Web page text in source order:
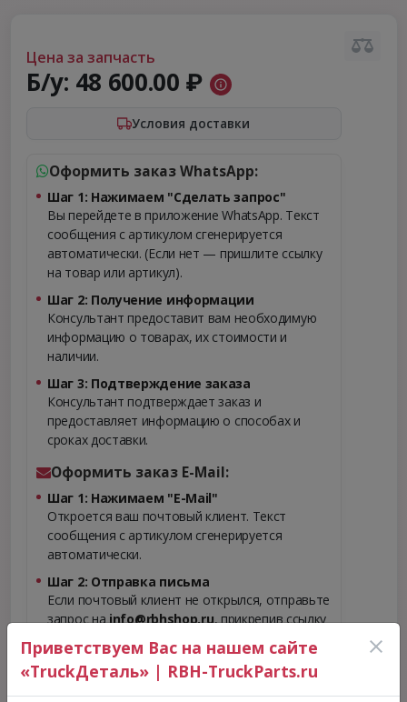
Цена за запчасть
Б/у: 48 600.00 ₽
Условия доставки
Оформить заказ WhatsApp:
Шаг 1: Нажимаем "Сделать запрос"
Вы перейдете в приложение WhatsApp. Текст
сообщения с артикулом сгенерируется
автоматически. (Если нет — пришлите ссылку
на товар или артикул).
Шаг 2: Получение информации
Консультант предоставит вам необходимую
информацию о товарах, их стоимости и
наличии.
Шаг 3: Подтверждение заказа
Консультант подтверждает заказ и
предоставляет информацию о способах и
сроках доставки.
Оформить заказ E-Mail:
Шаг 1: Нажимаем "E-Mail"
Откроется ваш почтовый клиент. Текст
сообщения с артикулом сгенерируется
автоматически.
Шаг 2: Отправка письма
Если почтовый клиент не открылся, отправьте
запрос наinfo@rbhshop.ru, прикрепив ссылку
Сделать запрос
Приветствуем Вас на нашем сайте
«TruckДеталь» | RBH-TruckParts.ru